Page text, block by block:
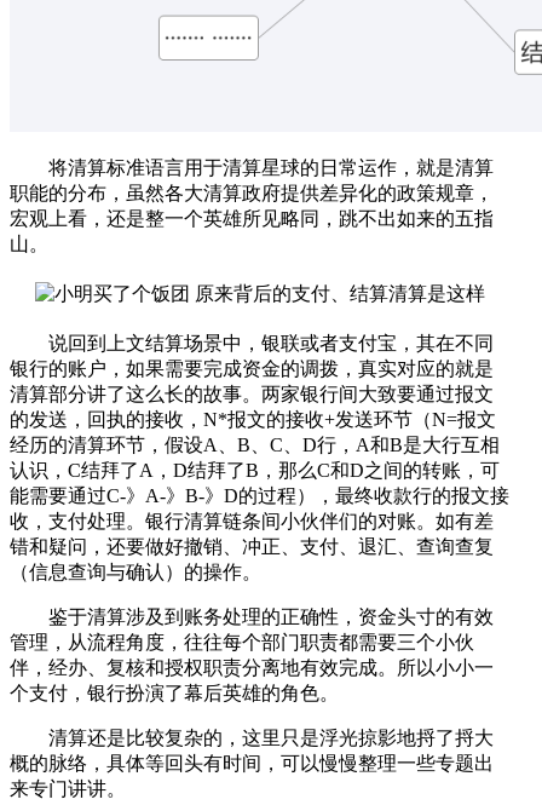
将清算标准语言用于清算星球的日常运作，就是清算
职能的分布，虽然各大清算政府提供差异化的政策规章，
宏观上看，还是整一个英雄所见略同，跳不出如来的五指
山。
说回到上文结算场景中，银联或者支付宝，其在不同
银行的账户，如果需要完成资金的调拨，真实对应的就是
清算部分讲了这么长的故事。两家银行间大致要通过报文
的发送，回执的接收，N*报文的接收+发送环节（N=报文
经历的清算环节，假设A、B、C、D行，A和B是大行互相
认识，C结拜了A，D结拜了B，那么C和D之间的转账，可
能需要通过C-》A-》B-》D的过程），最终收款行的报文接
收，支付处理。银行清算链条间小伙伴们的对账。如有差
错和疑问，还要做好撤销、冲正、支付、退汇、查询查复
（信息查询与确认）的操作。
鉴于清算涉及到账务处理的正确性，资金头寸的有效
管理，从流程角度，往往每个部门职责都需要三个小伙
伴，经办、复核和授权职责分离地有效完成。所以小小一
个支付，银行扮演了幕后英雄的角色。
清算还是比较复杂的，这里只是浮光掠影地捋了捋大
概的脉络，具体等回头有时间，可以慢慢整理一些专题出
来专门讲讲。